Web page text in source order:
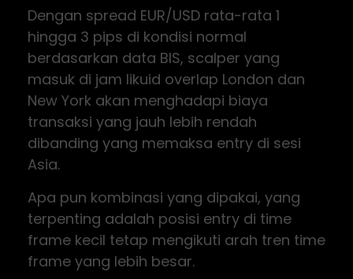
Dengan spread EUR/USD rata-rata 1
hingga 3 pips di kondisi normal
berdasarkan data BIS, scalper yang
masuk di jam likuid overlap London dan
New York akan menghadapi biaya
transaksi yang jauh lebih rendah
dibanding yang memaksa entry di sesi
Asia.
Apa pun kombinasi yang dipakai, yang
terpenting adalah posisi entry di time
frame kecil tetap mengikuti arah tren time
frame yang lebih besar.